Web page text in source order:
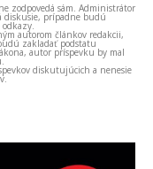
zodpovedá sám. Administrátor
diskusie, prípadne budú
autorom článkov redakcii,
zakladať podstatu
autor príspevku by mal
diskutujúcich a nenesie